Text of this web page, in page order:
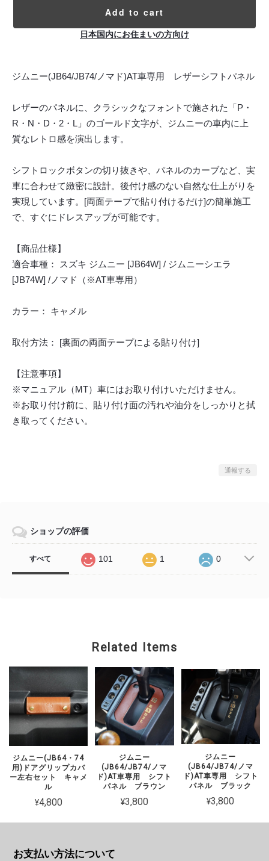
Add to cart
日本国内にお住まいの方向け
ジムニー(JB64/JB74/ノマド)AT車専用 レザーシフトパネル
レザーのパネルに、クラシックなフォントで施された「P・
R・N・D・2・L」のゴールド文字が、ジムニーの車内に上
質なレトロ感を演出します。
シフトロックボタンの切り抜きや、パネルのカーブなど、実
車に合わせて緻密に設計。後付け感のない自然な仕上がりを
実現しています。[両面テープで貼り付けるだけ]の簡単施工
で、すぐにドレスアップが可能です。
【商品仕様】
適合車種： スズキ ジムニー [JB64W] / ジムニーシエラ
[JB74W] /ノマド（※AT車専用）
カラー： キャメル
取付方法： [裏面の両面テープによる貼り付け]
【注意事項】
※マニュアル（MT）車にはお取り付けいただけません。
※お取り付け前に、貼り付け面の汚れや油分をしっかりと拭
き取ってください。
通報する
ショップの評価
すべて 101 1 0
Related Items
ジムニー(JB64・74
用)ドアグリップカバ
ー左右セット キャメ
ル
¥4,800
ジムニー
(JB64/JB74/ノマ
ド)AT車専用 シフト
パネル ブラウン
¥3,800
ジムニー
(JB64/JB74/ノマ
ド)AT車専用 シフト
パネル ブラック
¥3,800
お支払い方法について